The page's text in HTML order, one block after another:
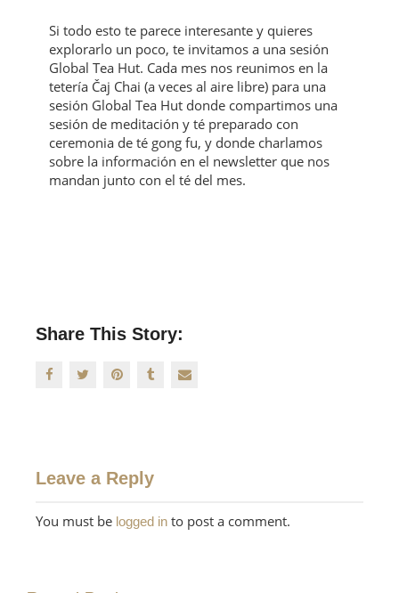
Si todo esto te parece interesante y quieres
explorarlo un poco, te invitamos a una sesión
Global Tea Hut. Cada mes nos reunimos en la
tetería Čaj Chai (a veces al aire libre) para una
sesión Global Tea Hut donde compartimos una
sesión de meditación y té preparado con
ceremonia de té gong fu, y donde charlamos
sobre la información en el newsletter que nos
mandan junto con el té del mes.
Share This Story:
Leave a Reply
You must be logged in to post a comment.